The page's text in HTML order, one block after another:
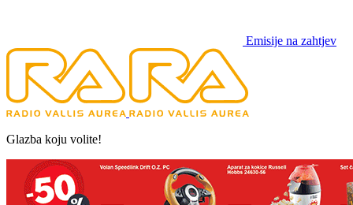
Emisije na zahtjev
Glazba koju volite!